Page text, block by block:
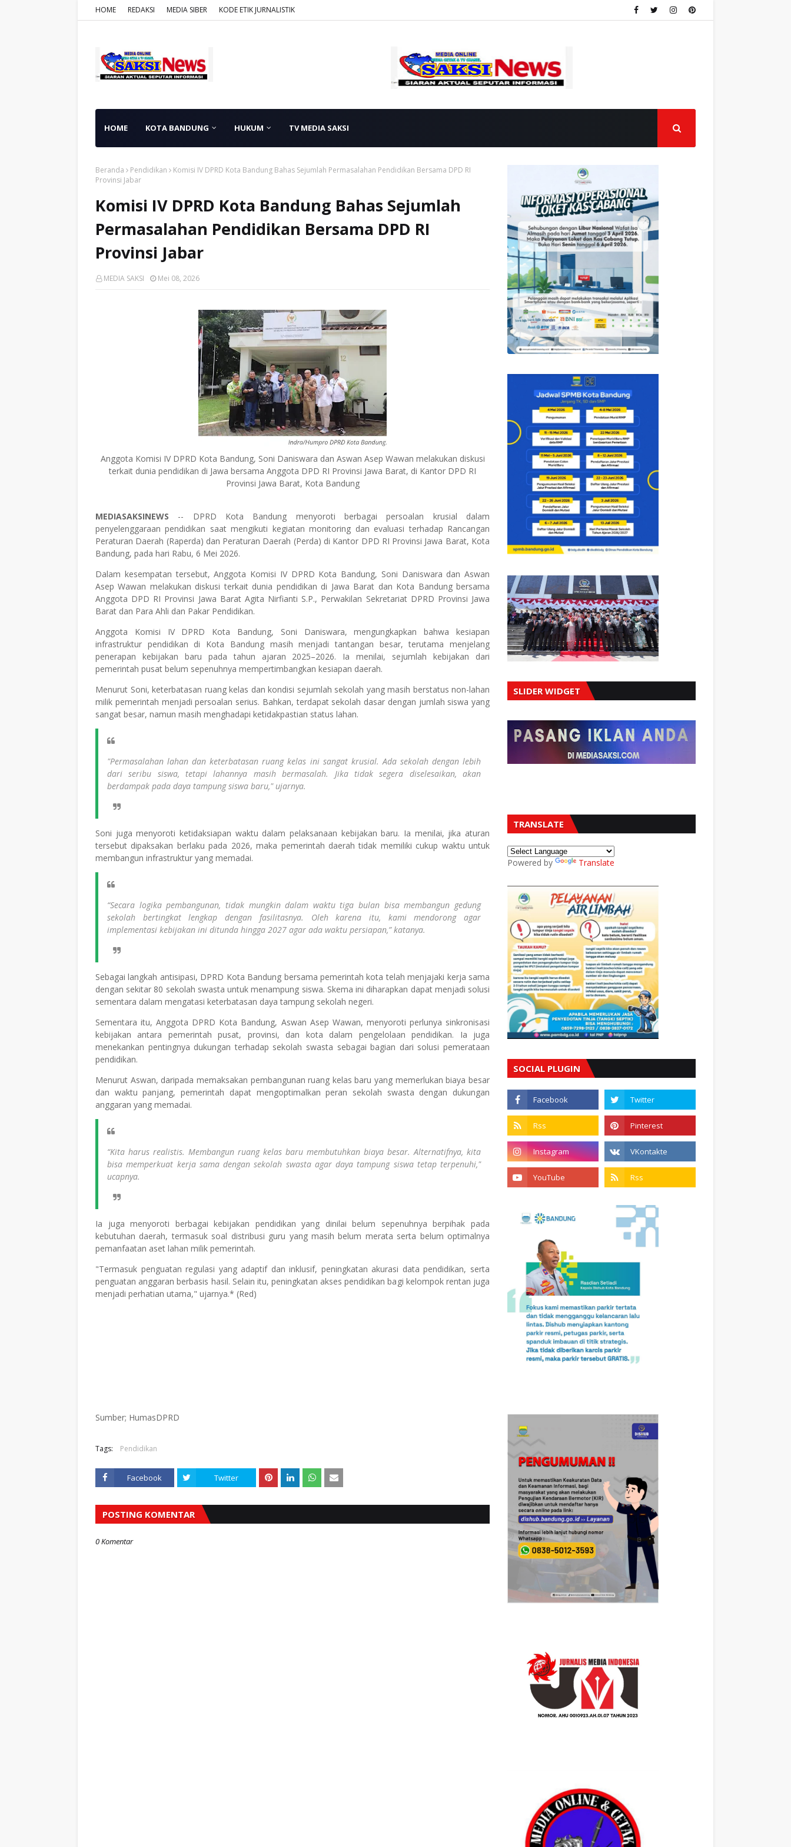
HOME REDAKSI MEDIA SIBER KODE ETIK JURNALISTIK
HOME KOTA BANDUNG HUKUM TV MEDIA SAKSI
Beranda Pendidikan
Komisi IV DPRD Kota Bandung Bahas Sejumlah Permasalahan Pendidikan Bersama DPD RI
Provinsi Jabar
Komisi IV DPRD Kota Bandung Bahas Sejumlah
Permasalahan Pendidikan Bersama DPD RI
Provinsi Jabar
MEDIA SAKSI Mei 08, 2026
Anggota Komisi IV DPRD Kota Bandung, Soni Daniswara dan Aswan Asep Wawan melakukan diskusi
terkait dunia pendidikan di Jawa bersama Anggota DPD RI Provinsi Jawa Barat, di Kantor DPD RI
Provinsi Jawa Barat, Kota Bandung
MEDIASAKSINEWS -- DPRD Kota Bandung menyoroti berbagai persoalan krusial dalam
penyelenggaraan pendidikan saat mengikuti kegiatan monitoring dan evaluasi terhadap Rancangan
Peraturan Daerah (Raperda) dan Peraturan Daerah (Perda) di Kantor DPD RI Provinsi Jawa Barat, Kota
Bandung, pada hari Rabu, 6 Mei 2026.
Dalam kesempatan tersebut, Anggota Komisi IV DPRD Kota Bandung, Soni Daniswara dan Aswan
Asep Wawan melakukan diskusi terkait dunia pendidikan di Jawa Barat dan Kota Bandung bersama
Anggota DPD RI Provinsi Jawa Barat Agita Nirfianti S.P., Perwakilan Sekretariat DPRD Provinsi Jawa
Barat dan Para Ahli dan Pakar Pendidikan.
Anggota Komisi IV DPRD Kota Bandung, Soni Daniswara, mengungkapkan bahwa kesiapan
infrastruktur pendidikan di Kota Bandung masih menjadi tantangan besar, terutama menjelang
penerapan kebijakan baru pada tahun ajaran 2025–2026. Ia menilai, sejumlah kebijakan dari
pemerintah pusat belum sepenuhnya mempertimbangkan kesiapan daerah.
Menurut Soni, keterbatasan ruang kelas dan kondisi sejumlah sekolah yang masih berstatus non-lahan
milik pemerintah menjadi persoalan serius. Bahkan, terdapat sekolah dasar dengan jumlah siswa yang
sangat besar, namun masih menghadapi ketidakpastian status lahan.
"Permasalahan lahan dan keterbatasan ruang kelas ini sangat krusial. Ada sekolah dengan lebih
dari seribu siswa, tetapi lahannya masih bermasalah. Jika tidak segera diselesaikan, akan
berdampak pada daya tampung siswa baru," ujarnya.
Soni juga menyoroti ketidaksiapan waktu dalam pelaksanaan kebijakan baru. Ia menilai, jika aturan
tersebut dipaksakan berlaku pada 2026, maka pemerintah daerah tidak memiliki cukup waktu untuk
membangun infrastruktur yang memadai.
“Secara logika pembangunan, tidak mungkin dalam waktu tiga bulan bisa membangun gedung
sekolah bertingkat lengkap dengan fasilitasnya. Oleh karena itu, kami mendorong agar
implementasi kebijakan ini ditunda hingga 2027 agar ada waktu persiapan,” katanya.
Sebagai langkah antisipasi, DPRD Kota Bandung bersama pemerintah kota telah menjajaki kerja sama
dengan sekitar 80 sekolah swasta untuk menampung siswa. Skema ini diharapkan dapat menjadi solusi
sementara dalam mengatasi keterbatasan daya tampung sekolah negeri.
Sementara itu, Anggota DPRD Kota Bandung, Aswan Asep Wawan, menyoroti perlunya sinkronisasi
kebijakan antara pemerintah pusat, provinsi, dan kota dalam pengelolaan pendidikan. Ia juga
menekankan pentingnya dukungan terhadap sekolah swasta sebagai bagian dari solusi pemerataan
pendidikan.
Menurut Aswan, daripada memaksakan pembangunan ruang kelas baru yang memerlukan biaya besar
dan waktu panjang, pemerintah dapat mengoptimalkan peran sekolah swasta dengan dukungan
anggaran yang memadai.
“Kita harus realistis. Membangun ruang kelas baru membutuhkan biaya besar. Alternatifnya, kita
bisa memperkuat kerja sama dengan sekolah swasta agar daya tampung siswa tetap terpenuhi,"
ucapnya.
Ia juga menyoroti berbagai kebijakan pendidikan yang dinilai belum sepenuhnya berpihak pada
kebutuhan daerah, termasuk soal distribusi guru yang masih belum merata serta belum optimalnya
pemanfaatan aset lahan milik pemerintah.
"Termasuk penguatan regulasi yang adaptif dan inklusif, peningkatan akurasi data pendidikan, serta
penguatan anggaran berbasis hasil. Selain itu, peningkatan akses pendidikan bagi kelompok rentan juga
menjadi perhatian utama," ujarnya.* (Red)
Sumber; HumasDPRD
Tags: Pendidikan
Facebook Twitter
POSTING KOMENTAR
0 Komentar
SLIDER WIDGET
TRANSLATE
Powered by Translate
SOCIAL PLUGIN